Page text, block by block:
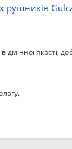
рушників
якості,